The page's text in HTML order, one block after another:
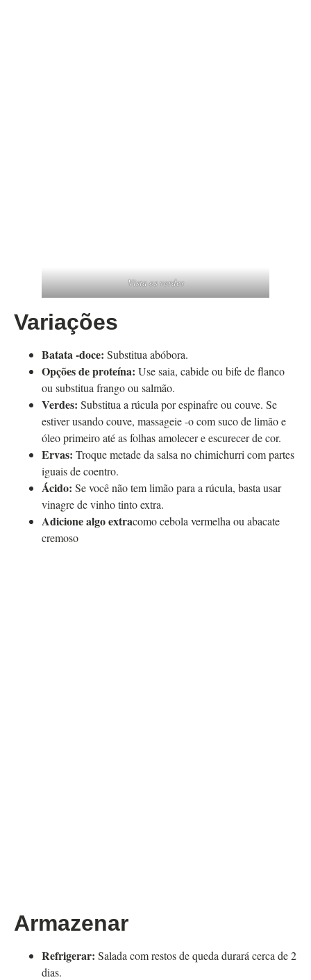
Vista os verdes
Variações
Batata -doce: Substitua abóbora.
Opções de proteína: Use saia, cabide ou bife de flanco
ou substitua frango ou salmão.
Verdes: Substitua a rúcula por espinafre ou couve. Se
estiver usando couve, massageie -o com suco de limão e
óleo primeiro até as folhas amolecer e escurecer de cor.
Ervas: Troque metade da salsa no chimichurri com partes
iguais de coentro.
Ácido: Se você não tem limão para a rúcula, basta usar
vinagre de vinho tinto extra.
Adicione algo extracomo cebola vermelha ou abacate
cremoso
Armazenar
Refrigerar: Salada com restos de queda durará cerca de 2
dias.